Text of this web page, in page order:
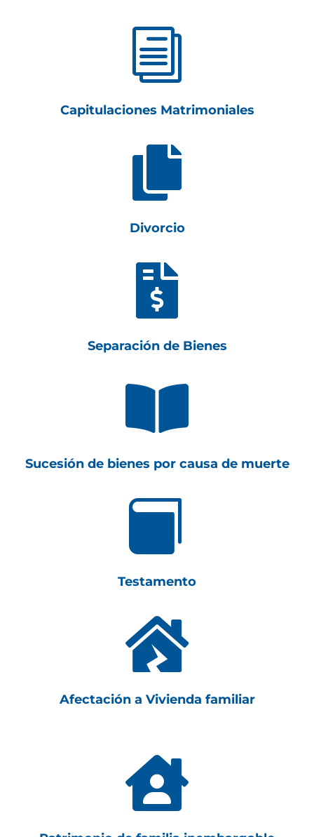
i
Capitulaciones Matrimoniales

Divorcio

Separación de Bienes

Sucesión de bienes por causa de muerte

Testamento

Afectación a Vivienda familiar
